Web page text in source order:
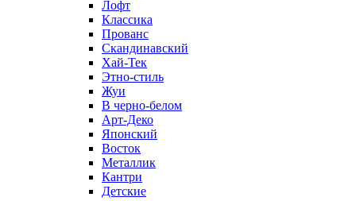
Лофт
Классика
Прованс
Скандинавский
Хай-Тек
Этно-стиль
Жуи
В черно-белом
Арт-Деко
Японский
Восток
Металлик
Кантри
Детские